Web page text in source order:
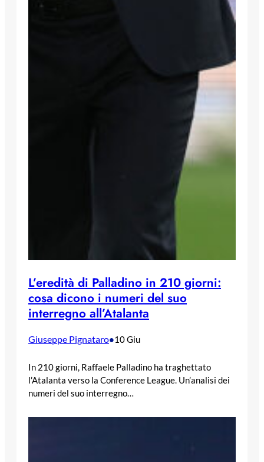
L’eredità di Palladino in 210 giorni:
cosa dicono i numeri del suo
interregno all’Atalanta
Giuseppe Pignataro•10 Giu
In 210 giorni, Raffaele Palladino ha traghettato
l’Atalanta verso la Conference League. Un’analisi dei
numeri del suo interregno…